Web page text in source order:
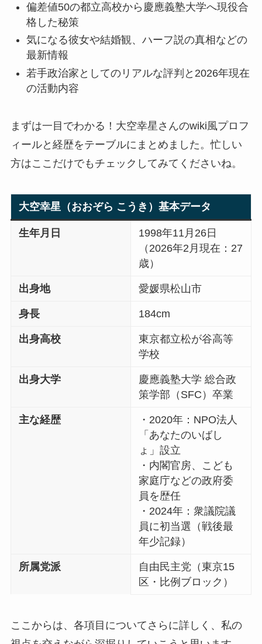
偏差値50の都立高校から慶應義塾大学へ現役合
格した秘策
気になる彼女や結婚観、ハーフ説の真相などの
最新情報
若手政治家としてのリアルな評判と2026年現在
の活動内容
まずは一目でわかる！大空幸星さんのwiki風プロフ
ィールと経歴をテーブルにまとめました。忙しい
方はここだけでもチェックしてみてくださいね。
大空幸星（おおぞら こうき）基本データ
生年月日
1998年11月26日
（2026年2月現在：27
歳）
出身地 愛媛県松山市
身長 184cm
出身高校
東京都立松が谷高等
学校
出身大学
慶應義塾大学 総合政
策学部（SFC）卒業
主な経歴
・2020年：NPO法人
「あなたのいばし
ょ」設立
・内閣官房、こども
家庭庁などの政府委
員を歴任
・2024年：衆議院議
員に初当選（戦後最
年少記録）
所属党派
自由民主党（東京15
区・比例ブロック）
ここからは、各項目についてさらに詳しく、私の